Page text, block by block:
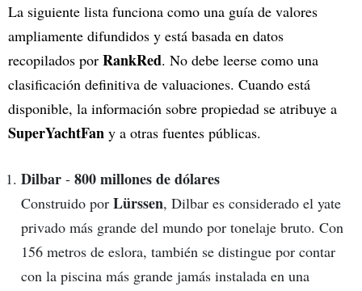
La siguiente lista funciona como una guía de valores
ampliamente difundidos y está basada en datos
recopilados por RankRed. No debe leerse como una
clasificación definitiva de valuaciones. Cuando está
disponible, la información sobre propiedad se atribuye a
SuperYachtFan y a otras fuentes públicas.
Dilbar - 800 millones de dólares
Construido por Lürssen, Dilbar es considerado el yate
privado más grande del mundo por tonelaje bruto. Con
156 metros de eslora, también se distingue por contar
con la piscina más grande jamás instalada en una